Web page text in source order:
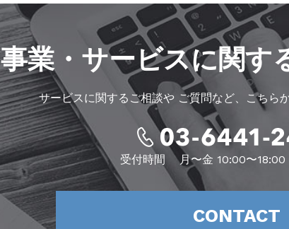
事業・サービスに関す
サービスに関するご相談やご質問など、こちら
受付時間 月〜金 10:00〜
CONTACT